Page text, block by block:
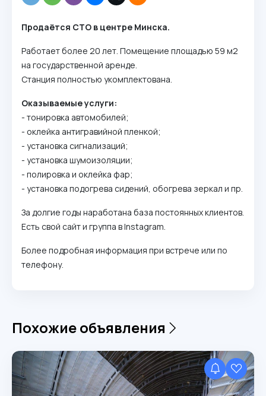
Продаётся СТО в центре Минска.
Работает более 20 лет. Помещение площадью 59 м2
на государственной аренде.
Станция полностью укомплектована.
Оказываемые услуги:
- тонировка автомобилей;
- оклейка антигравийной пленкой;
- установка сигнализаций;
- установка шумоизоляции;
- полировка и оклейка фар;
- установка подогрева сидений, обогрева зеркал и пр.
За долгие годы наработана база постоянных клиентов.
Есть свой сайт и группа в Instagram.
Более подробная информация при встрече или по
телефону.
Похожие объявления